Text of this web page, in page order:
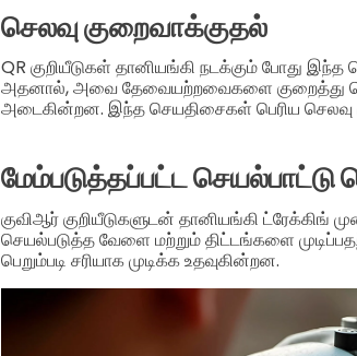
செலவு குறைவாக்குதல்
QR குறியீடுகள் தானியங்கி நடக்கும் போது
அதனால், அவை தேவையற்றவைகளை குறைத்து
அடைகின்றன. இந்த செயதிசைகள் பெரிய செலவு
மேம்படுத்தப்பட்ட செயல்பாட்டு
குவிஆர் குறியீடுகளுடன் தானியங்கி ட்ரேக்கிங்
செயல்படுத்த வேளை மற்றும் திட்டங்களை
பெறும்படி சரியாக முடிக்க உதவுகின்றன.